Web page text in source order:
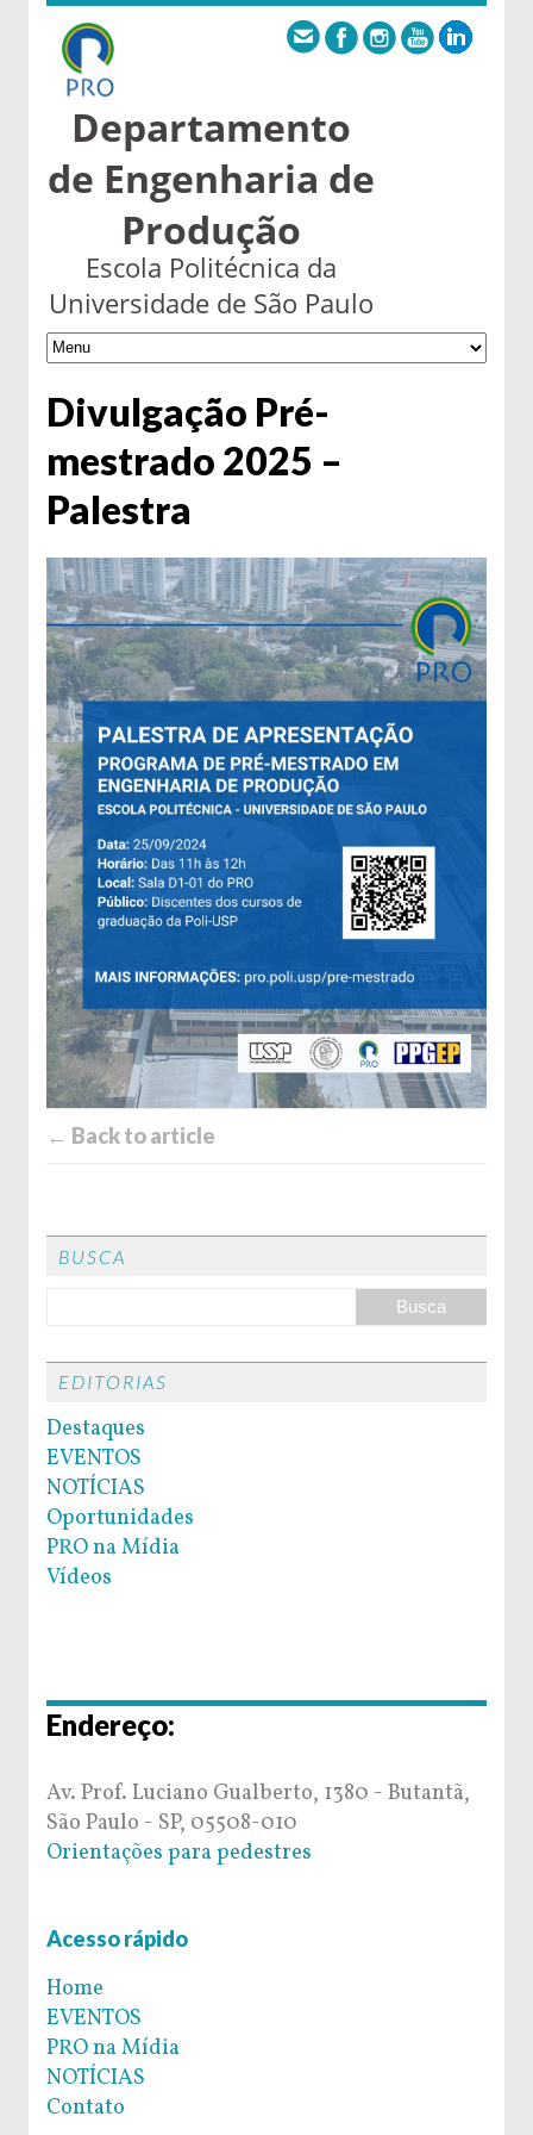
Departamento
de Engenharia de
Produção
Escola Politécnica da
Universidade de São Paulo
Divulgação Pré-
mestrado 2025 –
Palestra
← Back to article
BUSCA
EDITORIAS
Destaques
EVENTOS
NOTÍCIAS
Oportunidades
PRO na Mídia
Vídeos
Endereço:
Av. Prof. Luciano Gualberto, 1380 - Butantã,
São Paulo - SP, 05508-010
Orientações para pedestres
Acesso rápido
Home
EVENTOS
PRO na Mídia
NOTÍCIAS
Contato